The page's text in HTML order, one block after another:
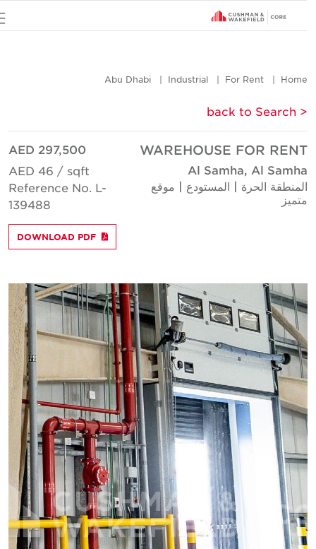
Home
For Rent
Industrial
Abu Dhabi
< back to Search
WAREHOUSE FOR RENT
Al Samha, Al Samha
المنطقة الحرة | المستودع | موقع
متميز
AED 297,500
AED 46 / sqft
Reference No. L-
139488
DOWNLOAD PDF